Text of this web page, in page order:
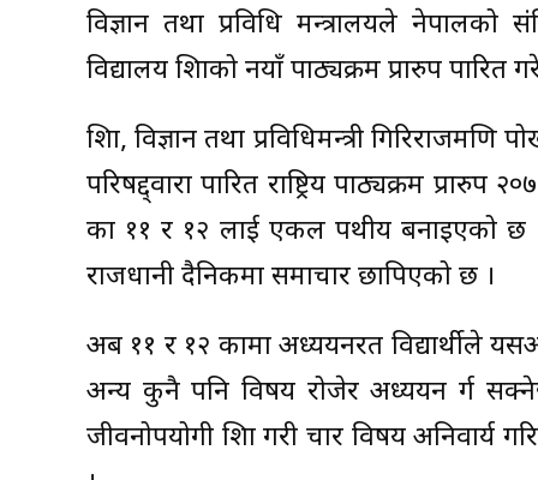
विज्ञान तथा प्रविधि मन्त्रालयले
विद्यालय शिक्षाको नयाँ पाठ्यक्रम प्रारुप पारित
शिक्षा, विज्ञान तथा प्रविधिमन्त्री
परिषद्द्वारा पारित राष्ट्रिय पाठ्यक्रम
कक्षा ११ र १२ लाई एकल पथीय बनाइएको
राजधानी दैनिकमा समाचार छापिएको छ ।
अब ११ र १२ कक्षामा अध्ययनरत विद्यार्थीले
अन्य कुनै पनि विषय रोजेर अध्ययन र्ग
जीवनोपयोगी शिक्षा गरी चार विषय